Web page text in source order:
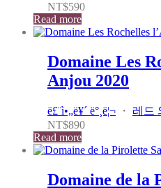
NT$590
Read more
Domaine Les
Anjou 2020
ë£¨ì•„ë¥´ ë°¸ë¦¬ ・ 레드
NT$890
Read more
Domaine de la